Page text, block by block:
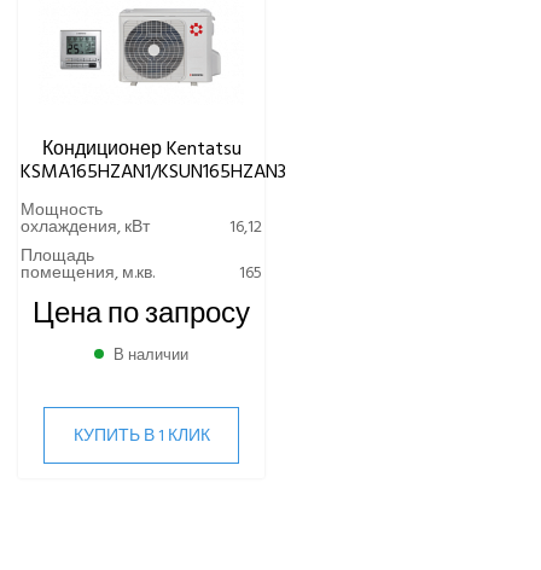
Кондиционер Kentatsu
KSMA165HZAN1/KSUN165HZAN3
Мощность
охлаждения, кВт
16,12
Площадь
помещения, м.кв. 165
Цена по запросу
В наличии
КУПИТЬ В 1 КЛИК